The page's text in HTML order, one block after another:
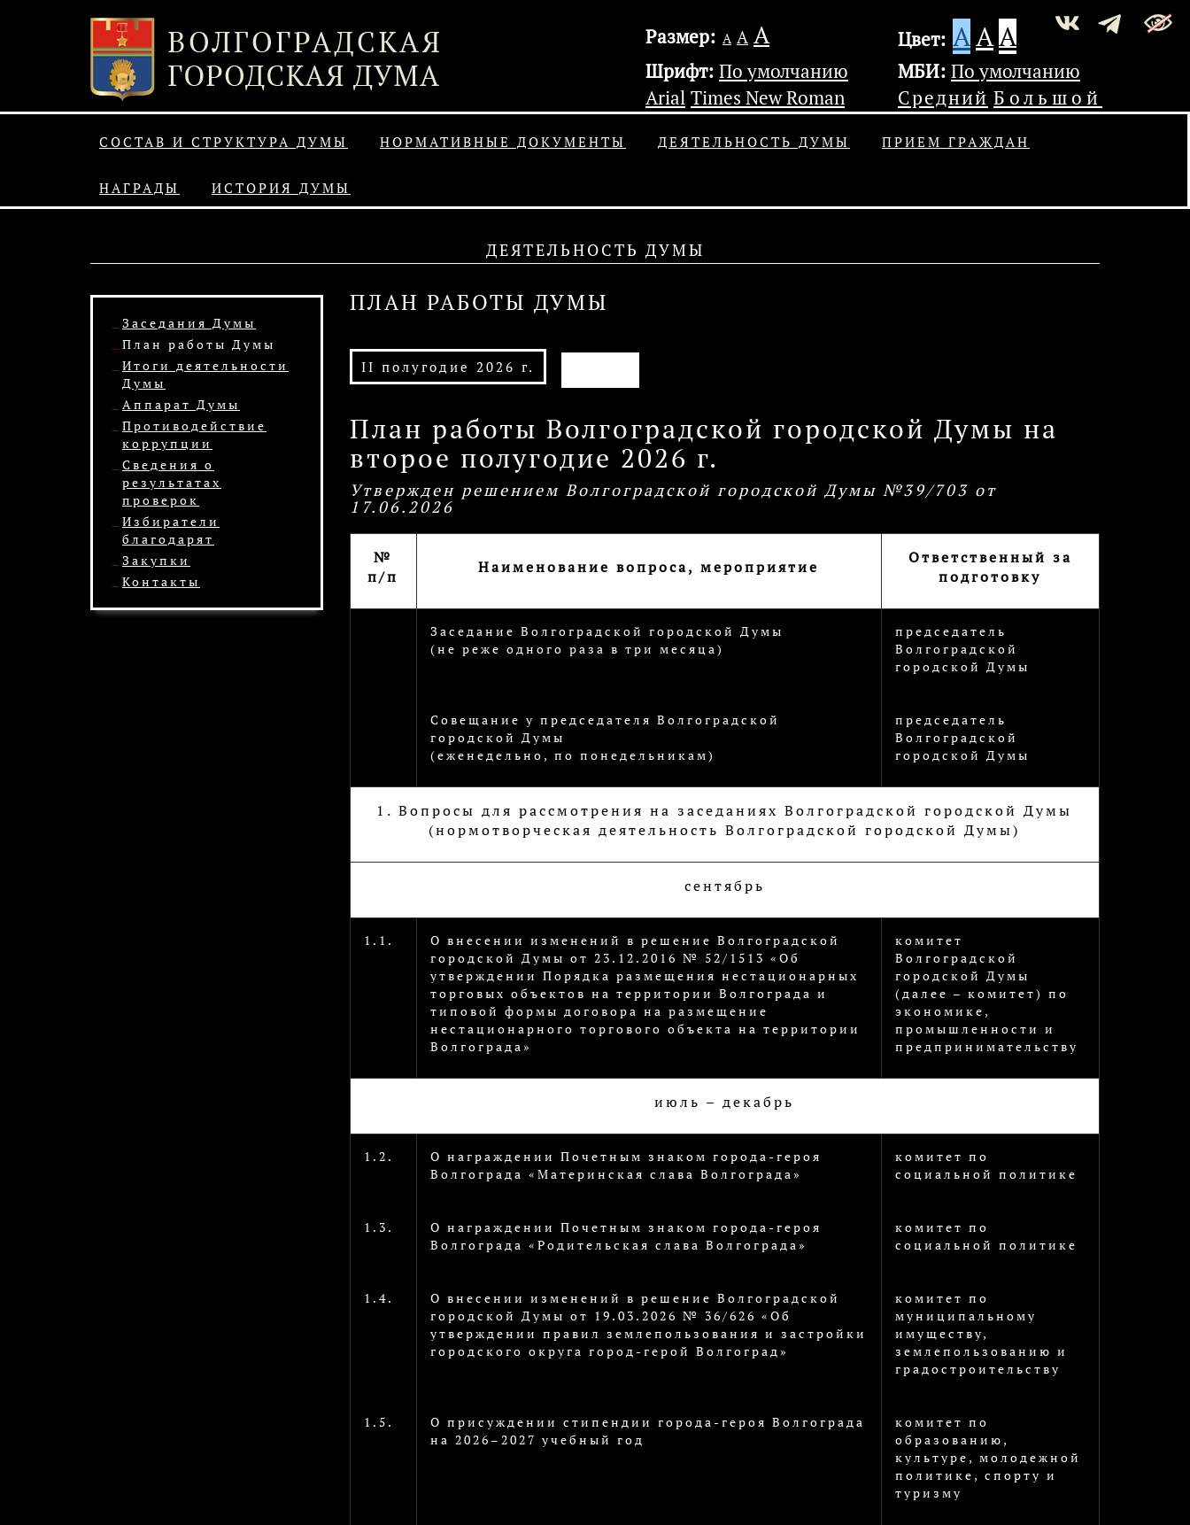
Размер: А А А Цвет: AAA
Шрифт: По умолчанию
Arial Times New Roman
МБИ: По умолчанию
Средний Большой
СОСТАВ И СТРУКТУРА ДУМЫ НОРМАТИВНЫЕ ДОКУМЕНТЫ ДЕЯТЕЛЬНОСТЬ ДУМЫ ПРИЕМ ГРАЖДАН
НАГРАДЫ ИСТОРИЯ ДУМЫ
ДЕЯТЕЛЬНОСТЬ ДУМЫ
Заседания Думы
План работы Думы
Итоги деятельности
Думы
Аппарат Думы
Противодействие
коррупции
Сведения о
результатах
проверок
Избиратели
благодарят
Закупки
Контакты
ПЛАН РАБОТЫ ДУМЫ
II полугодие 2026 г.
План работы Волгоградской городской Думы на
второе полугодие 2026 г.
Утвержден решением Волгоградской городской Думы №39/703 от
17.06.2026
№
п/п
Наименование вопроса, мероприятие
Ответственный за
подготовку
Заседание Волгоградской городской Думы
(не реже одного раза в три месяца)
председатель
Волгоградской
городской Думы
Совещание у председателя Волгоградской
городской Думы
(еженедельно, по понедельникам)
председатель
Волгоградской
городской Думы
1. Вопросы для рассмотрения на заседаниях Волгоградской городской Думы
(нормотворческая деятельность Волгоградской городской Думы)
сентябрь
1.1.
О внесении изменений в решение Волгоградской
городской Думы от 23.12.2016 № 52/1513 «Об
утверждении Порядка размещения нестационарных
торговых объектов на территории Волгограда и
типовой формы договора на размещение
нестационарного торгового объекта на территории
Волгограда»
комитет
Волгоградской
городской Думы
(далее – комитет) по
экономике,
промышленности и
предпринимательству
июль – декабрь
1.2.
О награждении Почетным знаком города-героя
Волгограда «Материнская слава Волгограда»
комитет по
социальной политике
1.3.
О награждении Почетным знаком города-героя
Волгограда «Родительская слава Волгограда»
комитет по
социальной политике
1.4.
О внесении изменений в решение Волгоградской
городской Думы от 19.03.2026 № 36/626 «Об
утверждении правил землепользования и застройки
городского округа город-герой Волгоград»
комитет по
муниципальному
имуществу,
землепользованию и
градостроительству
1.5.
О присуждении стипендии города-героя Волгограда
на 2026–2027 учебный год
комитет по
образованию,
культуре, молодежной
политике, спорту и
туризму